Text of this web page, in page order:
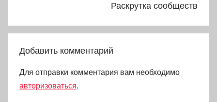
Раскрутка сообществ
Добавить комментарий
Для отправки комментария вам необходимо
авторизоваться.